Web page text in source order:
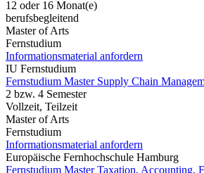
12 oder 16 Monat(e)
berufsbegleitend
Master of Arts
Fernstudium
Informationsmaterial anfordern
IU Fernstudium
Fernstudium Master Supply Chain
2 bzw. 4 Semester
Vollzeit, Teilzeit
Master of Arts
Fernstudium
Informationsmaterial anfordern
Europäische Fernhochschule Hamburg
Fernstudium Master Taxation, Accounting,